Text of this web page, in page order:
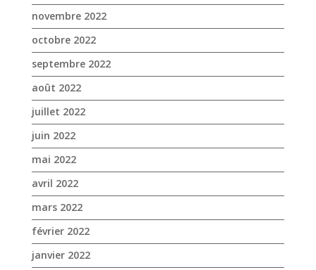
novembre 2022
octobre 2022
septembre 2022
août 2022
juillet 2022
juin 2022
mai 2022
avril 2022
mars 2022
février 2022
janvier 2022